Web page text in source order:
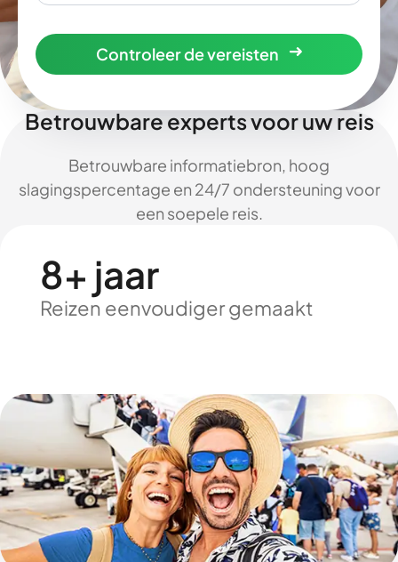
Controleer de vereisten
Betrouwbare experts voor uw reis
Betrouwbare informatiebron, hoog
slagingspercentage en 24/7 ondersteuning voor
een soepele reis.
8+ jaar
Reizen eenvoudiger gemaakt